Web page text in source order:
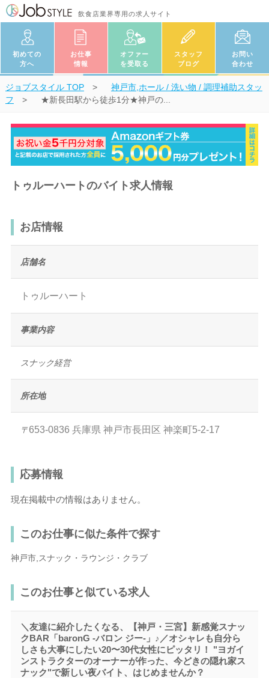
飲食店業界専用の求人サイト
初めての
方へ
お仕事
情報
オファー
を受取る
スタッフ
ブログ
お問い
合わせ
ジョブスタイルTOP
神戸市,ホール / 洗い物 / 調理補助スタッ
フ
★新長田駅から徒歩1分★神戸の...
トゥルーハートのバイト求人情報
お店情報
店舗名
トゥルーハート
事業内容
スナック経営
所在地
〒653-0836 兵庫県 神戸市長田区 神楽町5-2-17
応募情報
現在掲載中の情報はありません。
このお仕事に似た条件で探す
神戸市,スナック・ラウンジ・クラブ
このお仕事と似ている求人
＼友達に紹介したくなる、【神戸・三宮】新感覚スナッ
クBAR「baronG -バロン ジー-」♪／オシャレも自分ら
しさも大事にしたい20〜30代女性にピッタリ！ "ヨガイ
ンストラクターのオーナーが作った、今どきの隠れ家ス
ナック"で新しい夜バイト、はじめませんか？